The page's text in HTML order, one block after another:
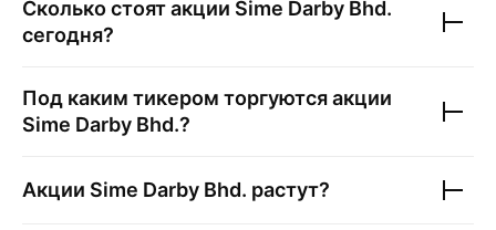
Сколько стоят акции Sime Darby Bhd.
сегодня?
Под каким тикером торгуются акции
Sime Darby Bhd.?
Акции Sime Darby Bhd. растут?